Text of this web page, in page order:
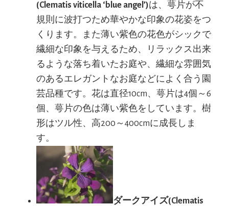
(Clematis viticella ‘blue angel’)は、萼片が不
規則に波打つため華やかな印象の花姿をつ
くります。また薄い紫色の花色がシックで
繊細な印象を与えるため、リラックス出来
るような落ち着いたお庭や、繊細な雰囲気
のあるエレガントなお庭などによく合う園
芸品種です。花は直径10cm、萼片は4個～6
個、萼片の色は薄い紫色をしています。樹
形はツル性、高200～400cmに成長しま
す。
ダークアイズ(Clematis